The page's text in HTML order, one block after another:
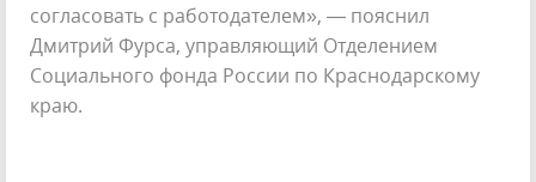
согласовать с работодателем», — пояснил
Дмитрий Фурса, управляющий Отделением
Социального фонда России по Краснодарскому
краю.